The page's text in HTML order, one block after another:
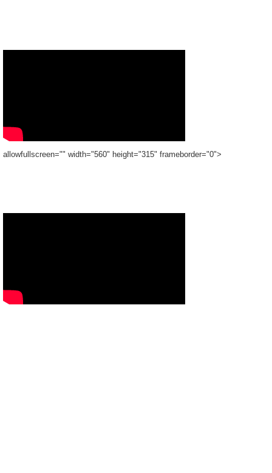
allowfullscreen="" width="560" height="315" frameborder="0">